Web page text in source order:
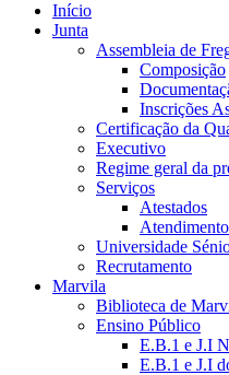
Início
Junta
Assembleia de
Composição
Inscrições
Certificação da
Executivo
Regime geral da
Serviços
Atestados
Atendimento
Universidade
Recrutamento
Marvila
Biblioteca de
Ensino Público
E.B.1 e J.I
E.B.1 e J.I